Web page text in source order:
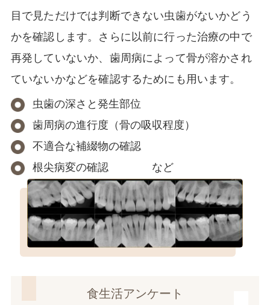
目で見ただけでは判断できない虫歯がないかどう
かを確認します。さらに以前に行った治療の中で
再発していないか、歯周病によって骨が溶かされ
ていないかなどを確認するためにも用います。
虫歯の深さと発生部位
歯周病の進行度（骨の吸収程度）
不適合な補綴物の確認
根尖病変の確認 など
食生活アンケート